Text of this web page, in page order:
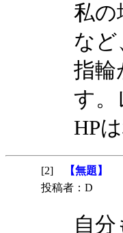
私の
など
指輪
す。
HP
[2]
【無題】
投稿者：D
自